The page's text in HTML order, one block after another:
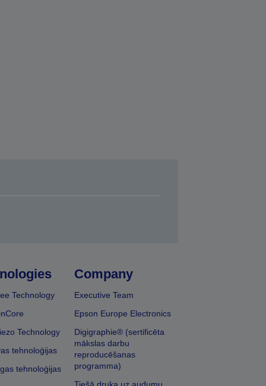
Technology
Technology
tehnoloģijas
tehnoloģijas
Company
Executive Team
Epson Europe Electronics
Digigraphie® (sertificēta
mākslas darbu
reproducēšanas
programma)